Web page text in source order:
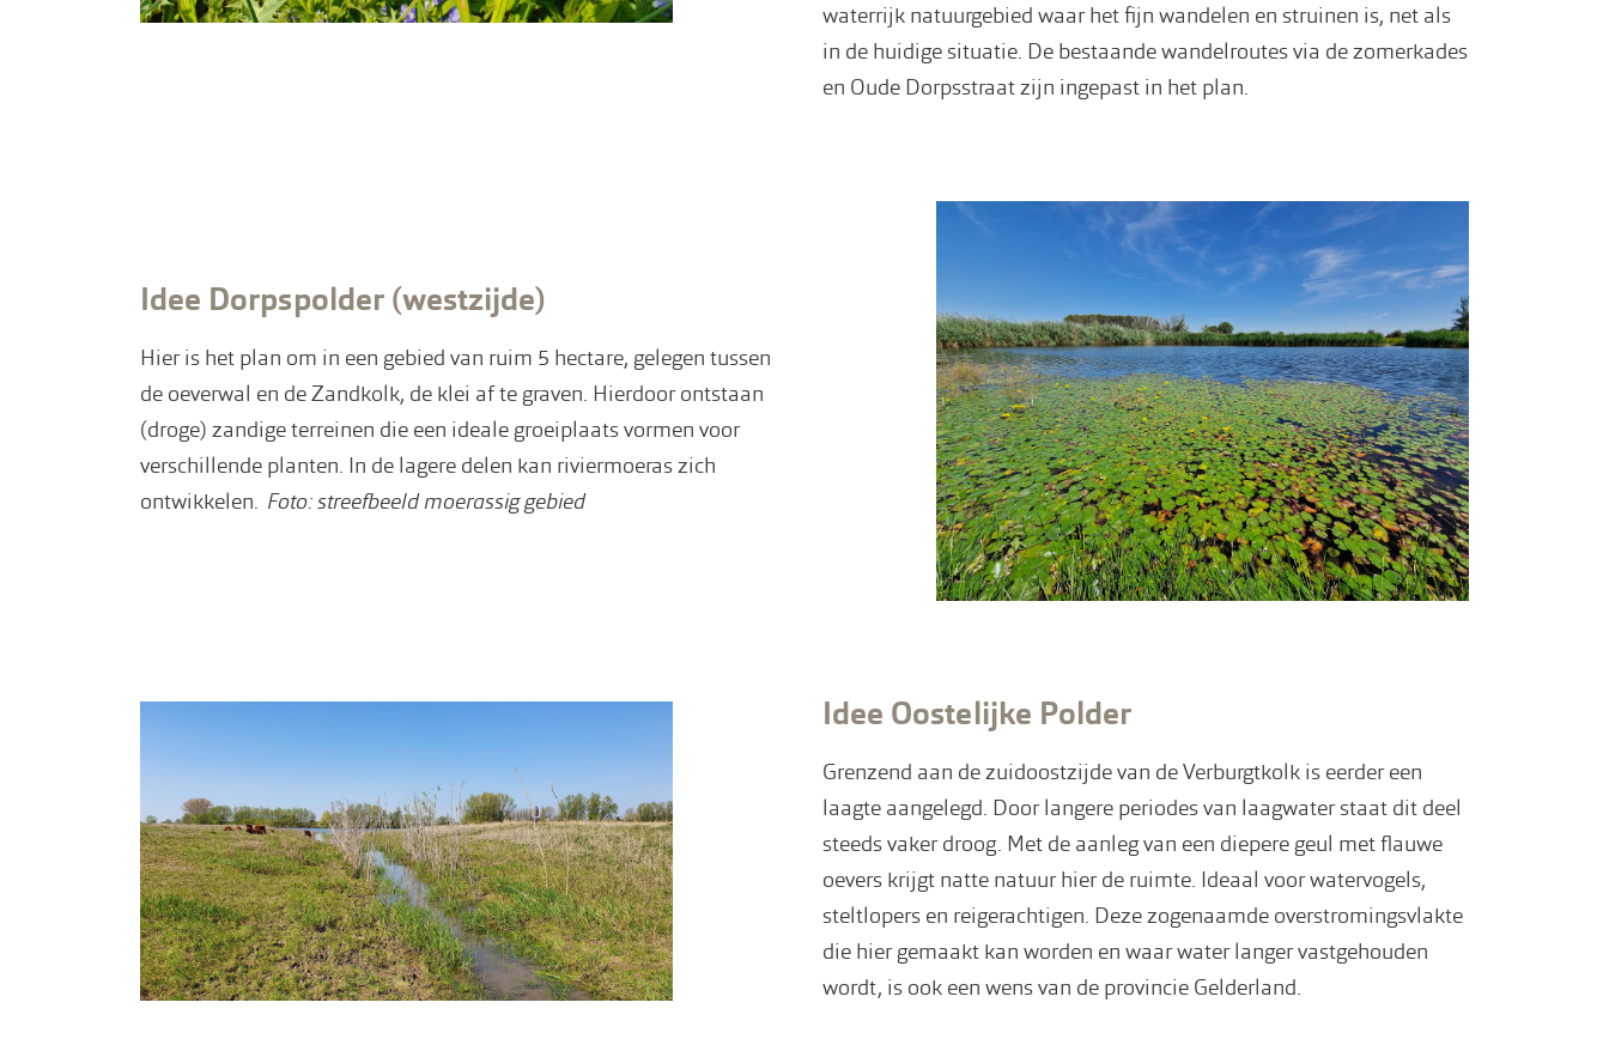
waterrijk natuurgebied waar het fijn wandelen en struinen is, net als
in de huidige situatie. De bestaande wandelroutes via de zomerkades
en Oude Dorpsstraat zijn ingepast in het plan.
Idee Dorpspolder (westzijde)
Hier is het plan om in een gebied van ruim 5 hectare, gelegen tussen
de oeverwal en de Zandkolk, de klei af te graven. Hierdoor ontstaan
(droge) zandige terreinen die een ideale groeiplaats vormen voor
verschillende planten. In de lagere delen kan riviermoeras zich
ontwikkelen. Foto: streefbeeld moerassig gebied
Idee Oostelijke Polder
Grenzend aan de zuidoostzijde van de Verburgtkolk is eerder een
laagte aangelegd. Door langere periodes van laagwater staat dit deel
steeds vaker droog. Met de aanleg van een diepere geul met flauwe
oevers krijgt natte natuur hier de ruimte. Ideaal voor watervogels,
steltlopers en reigerachtigen. Deze zogenaamde overstromingsvlakte
die hier gemaakt kan worden en waar water langer vastgehouden
wordt, is ook een wens van de provincie Gelderland.